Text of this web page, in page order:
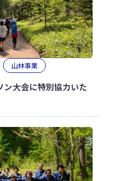
山林事業
大会に特別協力いた